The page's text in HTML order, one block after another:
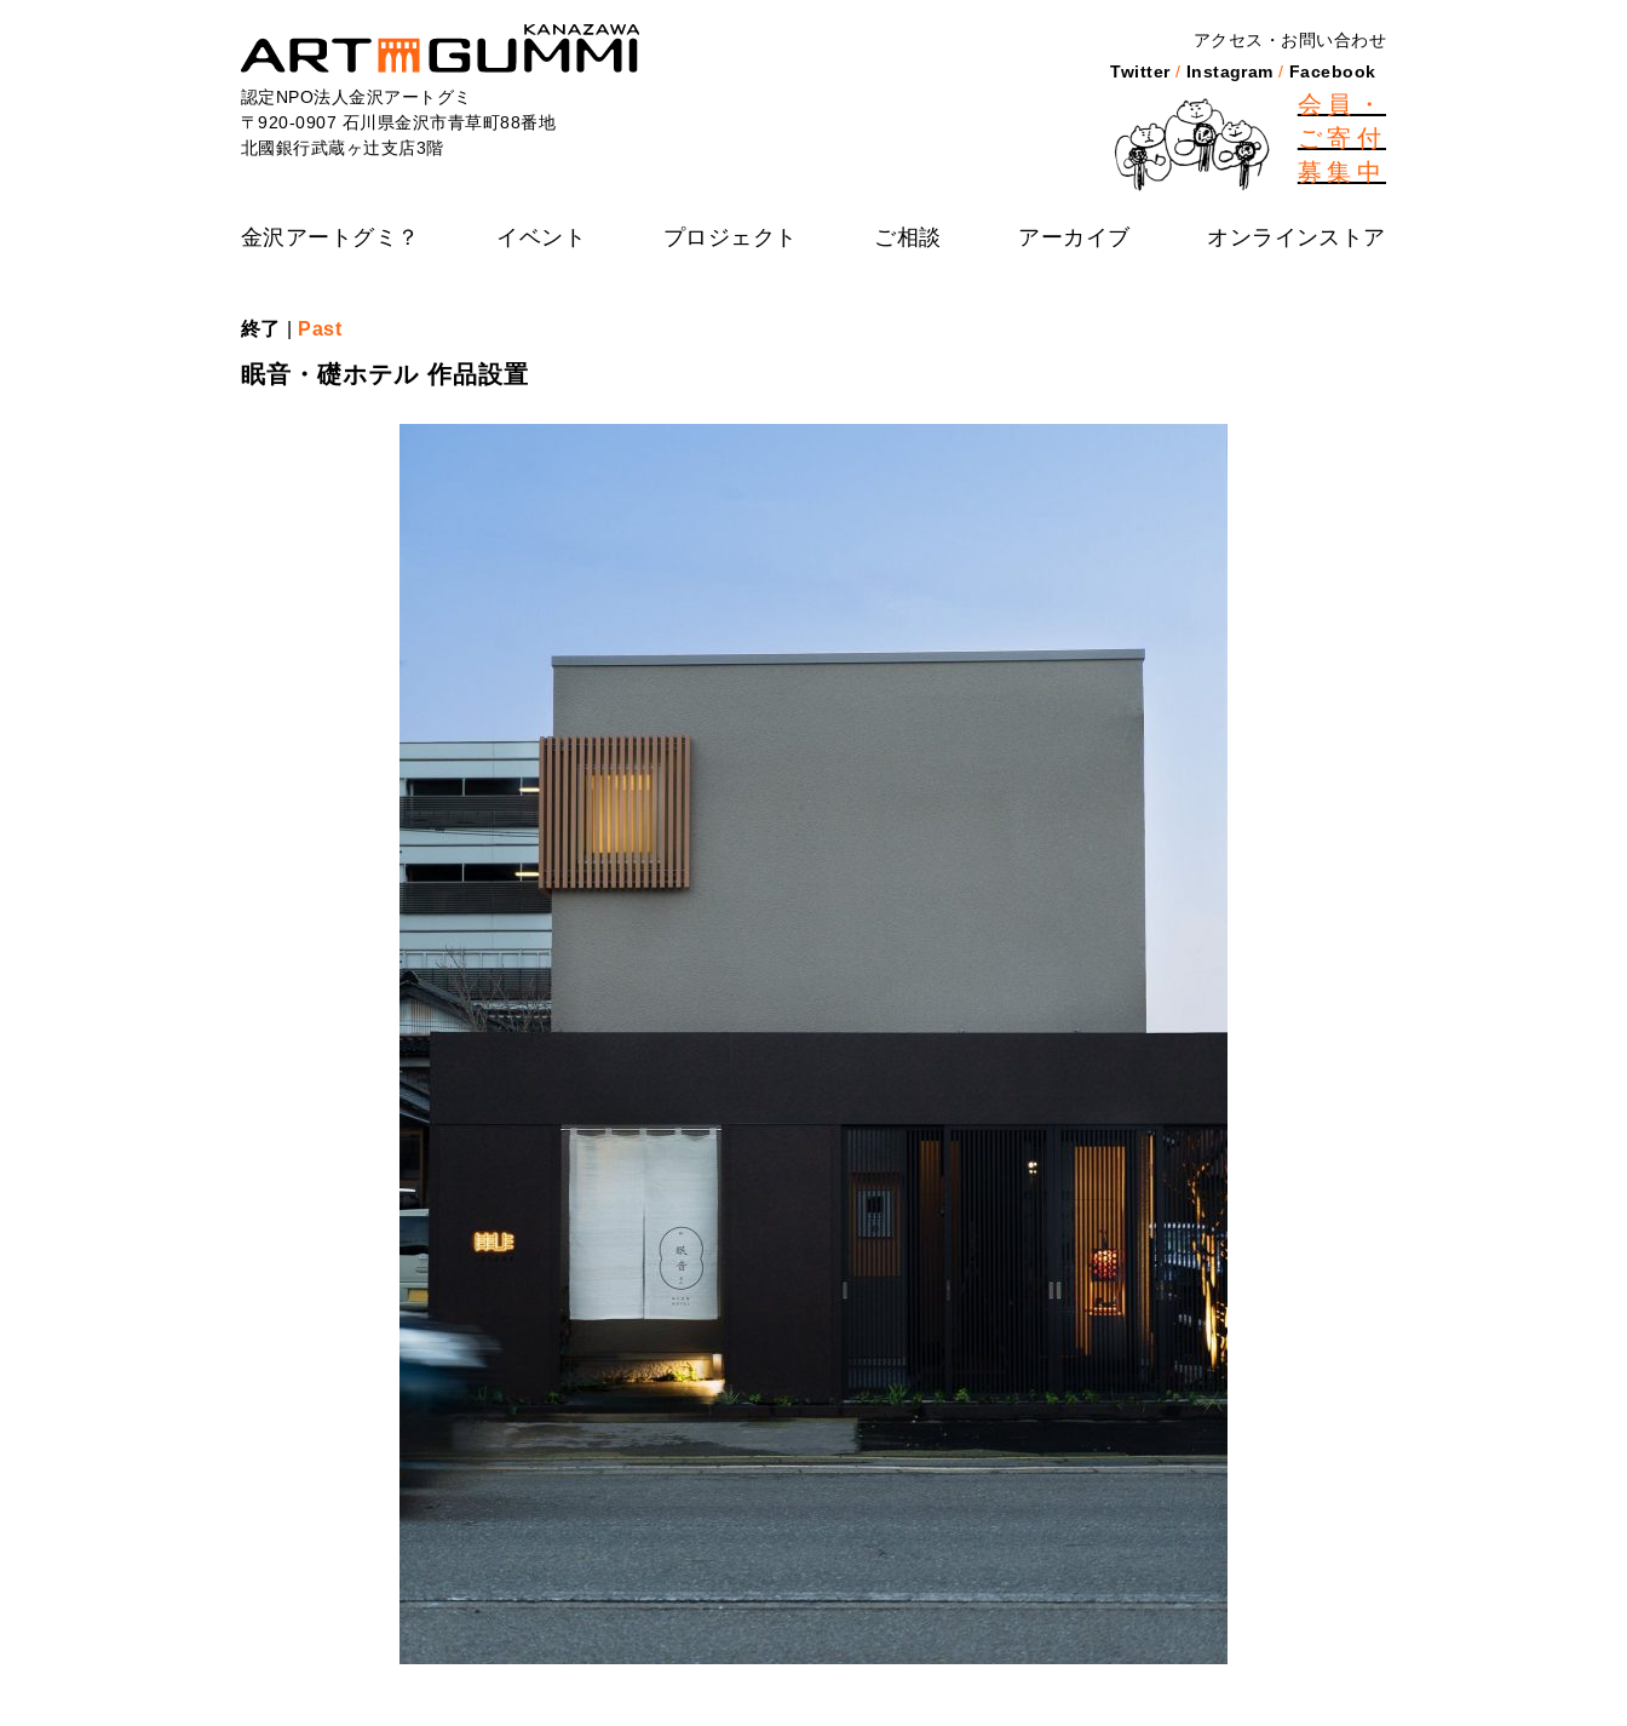
認定NPO法人金沢アートグミ
〒920-0907 石川県金沢市青草町88番地
北國銀行武蔵ヶ辻支店3階
アクセス
お問い合わせ
Twitter
Instagram Facebook
会員・
ご寄付
募集中
金沢アートグミ？ イベント プロジェクト ご相談 アーカイブ オンラインストア
終了 Past
眠音・礎ホテル 作品設置